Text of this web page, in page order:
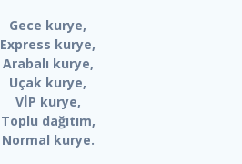
Gece kurye,
Express kurye,
Arabalı kurye,
Uçak kurye,
VİP kurye,
Toplu dağıtım,
Normal kurye.